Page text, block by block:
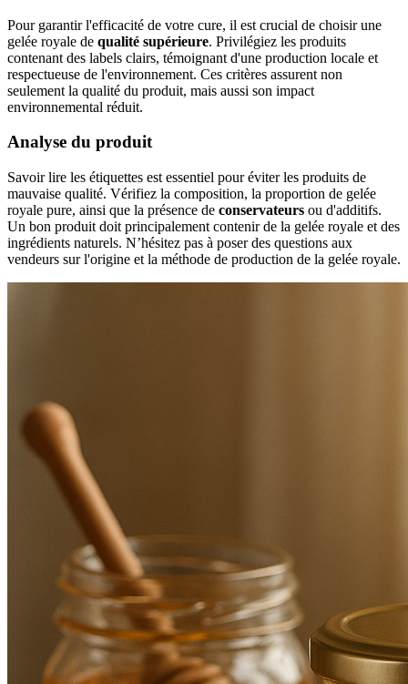
Pour garantir l'efficacité de votre cure, il est crucial de choisir une
gelée royale de qualité supérieure. Privilégiez les produits
contenant des labels clairs, témoignant d'une production locale et
respectueuse de l'environnement. Ces critères assurent non
seulement la qualité du produit, mais aussi son impact
environnemental réduit.
Analyse du produit
Savoir lire les étiquettes est essentiel pour éviter les produits de
mauvaise qualité. Vérifiez la composition, la proportion de gelée
royale pure, ainsi que la présence de conservateurs ou d'additifs.
Un bon produit doit principalement contenir de la gelée royale et des
ingrédients naturels. N’hésitez pas à poser des questions aux
vendeurs sur l'origine et la méthode de production de la gelée royale.